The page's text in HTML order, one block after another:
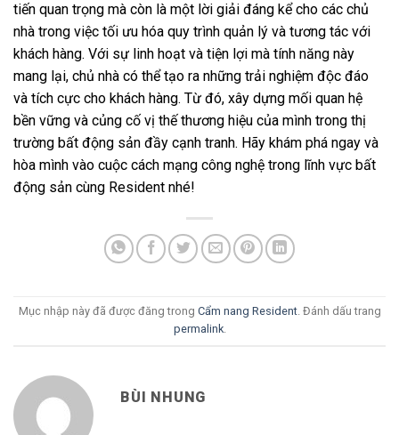
tiến quan trọng mà còn là một lời giải đáng kể cho các chủ
nhà trong việc tối ưu hóa quy trình quản lý và tương tác với
khách hàng. Với sự linh hoạt và tiện lợi mà tính năng này
mang lại, chủ nhà có thể tạo ra những trải nghiệm độc đáo
và tích cực cho khách hàng. Từ đó, xây dựng mối quan hệ
bền vững và củng cố vị thế thương hiệu của mình trong thị
trường bất động sản đầy cạnh tranh. Hãy khám phá ngay và
hòa mình vào cuộc cách mạng công nghệ trong lĩnh vực bất
động sản cùng Resident nhé!
Mục nhập này đã được đăng trong Cẩm nang Resident. Đánh dấu trang
permalink.
BÙI NHUNG